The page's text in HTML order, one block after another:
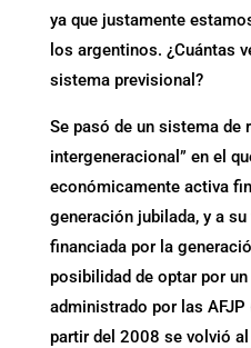
ya que justamente
los argentinos. ¿Cuántas
sistema previsional?
Se pasó de un sistema de
intergeneracional” en el
económicamente activa
generación jubilada, y a
financiada por la
posibilidad de optar por
administrado por las AFJP
partir del 2008 se volvió